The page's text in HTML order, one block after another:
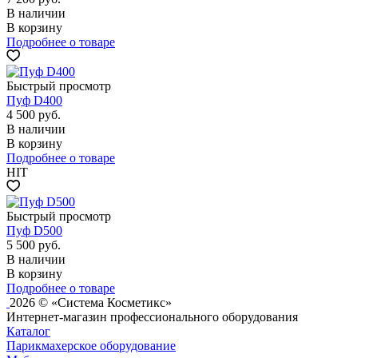
В наличии
В корзину
Подробнее о товаре
Быстрый просмотр
Пуф D400
4 500 руб.
В наличии
В корзину
Подробнее о товаре
HIT
Быстрый просмотр
Пуф D500
5 500 руб.
В наличии
В корзину
Подробнее о товаре
2026 © «Система Косметикс»
Интернет-магазин профессионального оборудования
Каталог
Парикмахерское оборудование